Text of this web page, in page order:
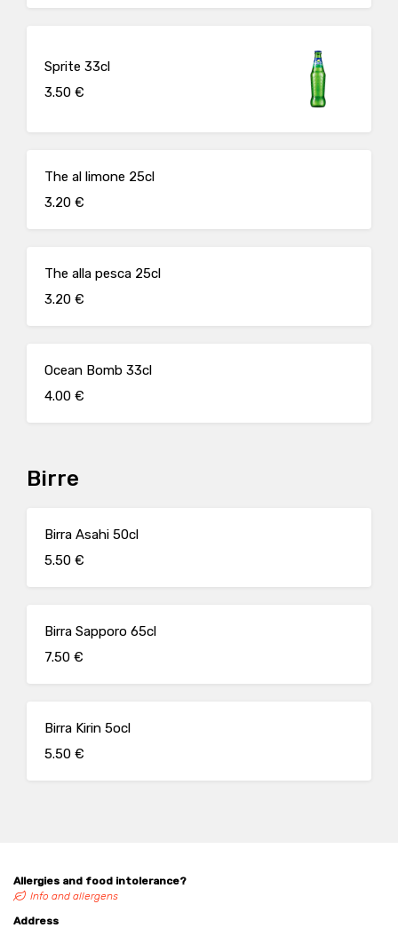
Sprite 33cl
3.50 €
The al limone 25cl
3.20 €
The alla pesca 25cl
3.20 €
Ocean Bomb 33cl
4.00 €
Birre
Birra Asahi 50cl
5.50 €
Birra Sapporo 65cl
7.50 €
Birra Kirin 5ocl
5.50 €
Allergies and food intolerance?
Info and allergens
Address